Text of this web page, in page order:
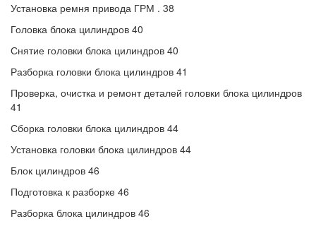
Установка ремня привода ГРМ . 38
Головка блока цилиндров 40
Снятие головки блока цилиндров 40
Разборка головки блока цилиндров 41
Проверка, очистка и ремонт деталей головки блока цилиндров
41
Сборка головки блока цилиндров 44
Установка головки блока цилиндров 44
Блок цилиндров 46
Подготовка к разборке 46
Разборка блока цилиндров 46